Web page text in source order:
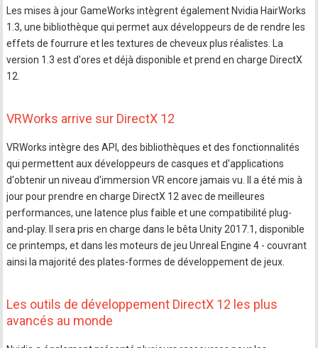
Les mises à jour GameWorks intègrent également Nvidia HairWorks
1.3, une bibliothèque qui permet aux développeurs de de rendre les
effets de fourrure et les textures de cheveux plus réalistes. La
version 1.3 est d'ores et déjà disponible et prend en charge DirectX
12.
VRWorks arrive sur DirectX 12
VRWorks intègre des API, des bibliothèques et des fonctionnalités
qui permettent aux développeurs de casques et d'applications
d'obtenir un niveau d'immersion VR encore jamais vu. Il a été mis à
jour pour prendre en charge DirectX 12 avec de meilleures
performances, une latence plus faible et une compatibilité plug-
and-play. Il sera pris en charge dans le bêta Unity 2017.1, disponible
ce printemps, et dans les moteurs de jeu Unreal Engine 4 - couvrant
ainsi la majorité des plates-formes de développement de jeux.
Les outils de développement DirectX 12 les plus
avancés au monde